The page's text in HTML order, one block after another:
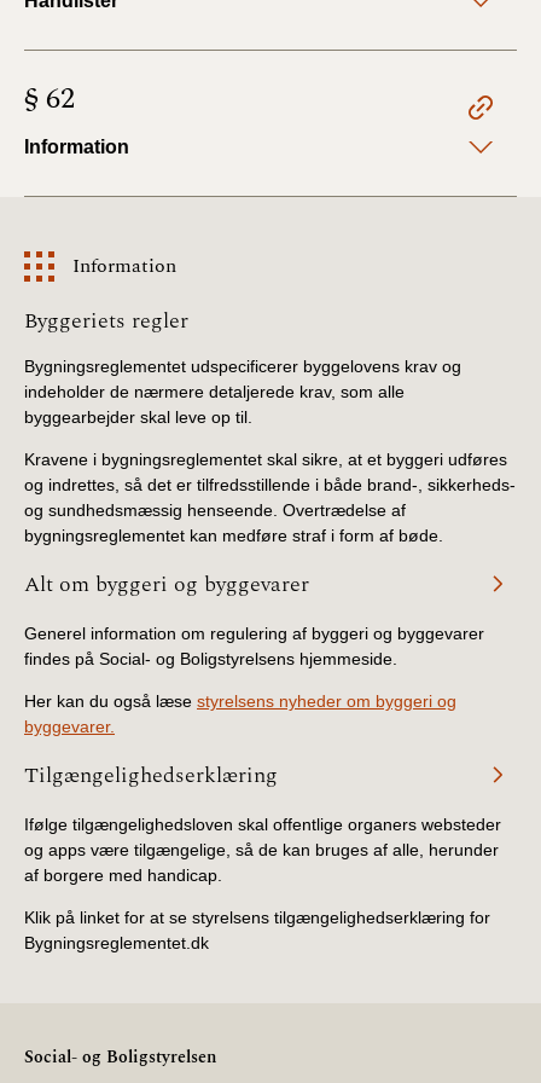
§ 62
Information
Information
Information
Byggeriets regler
Bygningsreglementet udspecificerer byggelovens krav og
indeholder de nærmere detaljerede krav, som alle
byggearbejder skal leve op til.
Kravene i bygningsreglementet skal sikre, at et byggeri udføres
og indrettes, så det er tilfredsstillende i både brand-, sikkerheds-
og sundhedsmæssig henseende. Overtrædelse af
bygningsreglementet kan medføre straf i form af bøde.
Alt om byggeri og byggevarer
Generel information om regulering af byggeri og byggevarer
findes på Social- og Boligstyrelsens hjemmeside.
Her kan du også læse styrelsens nyheder om byggeri og
byggevarer.
Tilgængelighedserklæring
Ifølge tilgængelighedsloven skal offentlige organers websteder
og apps være tilgængelige, så de kan bruges af alle, herunder
af borgere med handicap.
Klik på linket for at se styrelsens tilgængelighedserklæring for
Bygningsreglementet.dk
Social- og Boligstyrelsen